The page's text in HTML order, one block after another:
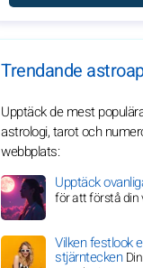
Trendande
Upptäck de mest
astrologi, tarot och
webbplats:
Upptäck
för att förstå din
Vilken festlook
stjärntecken